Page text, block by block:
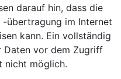
darauf hin, dass die
übertragung im Internet
kann. Ein vollständig
Daten vor dem Zugriff
nicht möglich.